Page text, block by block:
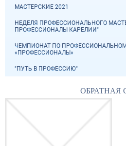
МАСТЕРСКИЕ 2021
НЕДЕЛЯ ПРОФЕССИОНАЛЬНОГО
ПРОФЕССИОНАЛЫ КАРЕЛИИ"
ЧЕМПИОНАТ ПО
«ПРОФЕССИОНАЛЫ»
"ПУТЬ В ПРОФЕССИЮ"
ОБРАТНАЯ